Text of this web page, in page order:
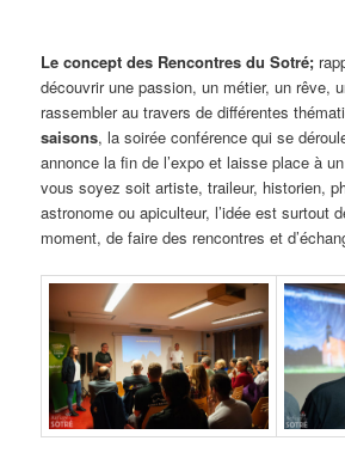
Le concept des Rencontres du Sotré;
découvrir une passion, un métier, un rêve,
rassembler au travers de différentes
saisons, la soirée conférence qui se
annonce la fin de l’expo et laisse place à
vous soyez soit artiste, traileur, historien,
astronome ou apiculteur, l’idée est surtout
moment, de faire des rencontres et